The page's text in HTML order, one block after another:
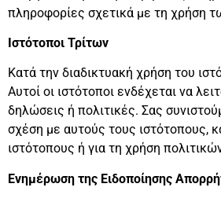
πληροφορίες σχετικά με τη χρήση
Ιστότοποι Τρίτων
Κατά την διαδικτυακή χρήση του
Αυτοί οι ιστότοποι ενδέχεται να
δηλώσεις ή πολιτικές. Σας
σχέση με αυτούς τους ιστότοπους,
ιστότοπους ή για τη χρήση
Ενημέρωση της Ειδοποίησης